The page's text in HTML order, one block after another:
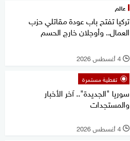
عالم
تركيا تفتح باب عودة مقاتلي حزب
العمال.. وأوجلان خارج الحسم
l 4 أغسطس 2026
تغطية مستمرة
سوريا "الجديدة".. آخر الأخبار
والمستجدات
l 4 أغسطس 2026